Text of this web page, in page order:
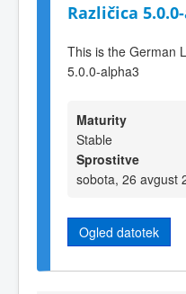
Različica
This is the German
5.0.0-alpha3
Maturity
Stable
Sprostitve
sobota, 26 avgust
Ogled datotek